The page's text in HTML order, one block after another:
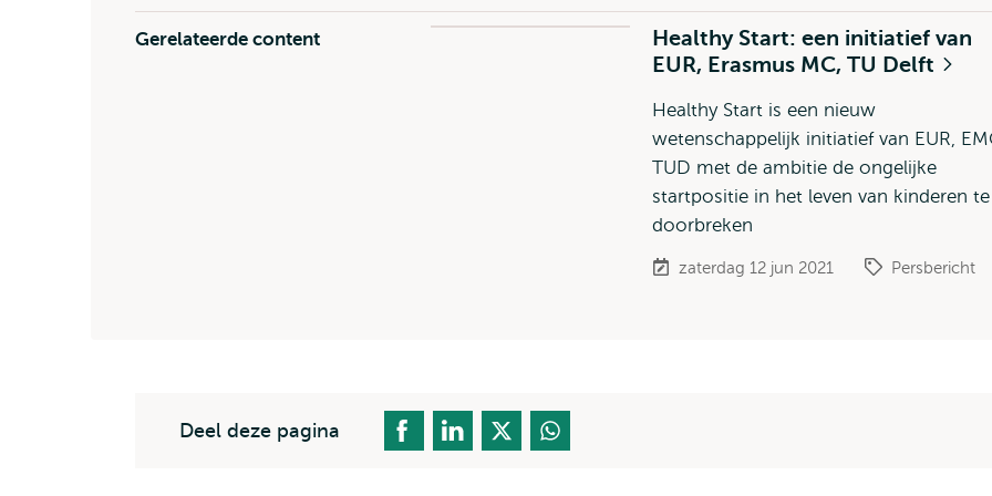
Gerelateerde content
Healthy Start: een initiatief van
EUR, Erasmus MC, TU Delft
Healthy Start is een nieuw
wetenschappelijk initiatief van EUR,
TUD met de ambitie de ongelijke
startpositie in het leven van kinderen te
doorbreken
zaterdag 12 jun 2021 Persbericht
Deel deze pagina